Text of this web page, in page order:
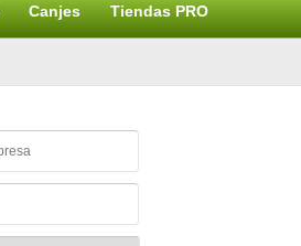
Canjes Tiendas PRO